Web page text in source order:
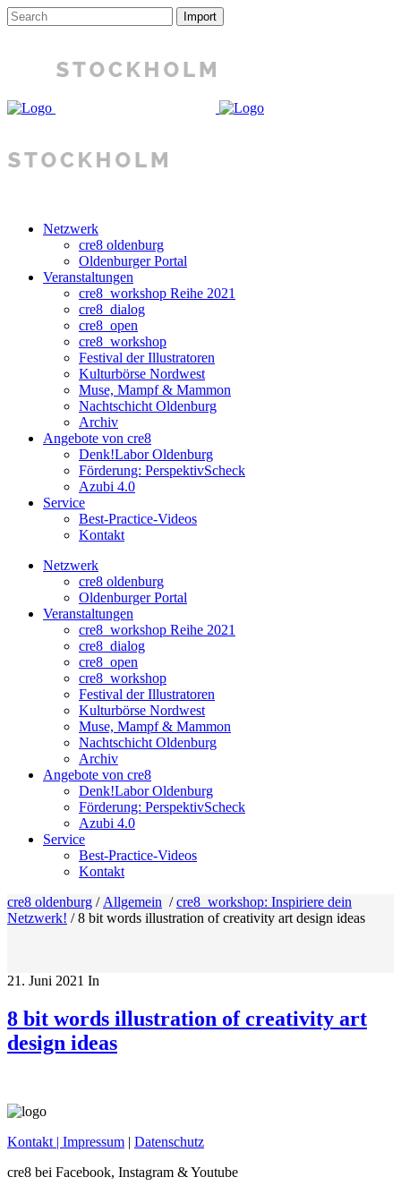
Netzwerk
cre8 oldenburg
Oldenburger Portal
Veranstaltungen
cre8_workshop Reihe 2021
cre8_dialog
cre8_open
cre8_workshop
Festival der Illustratoren
Kulturbörse Nordwest
Muse, Mampf & Mammon
Nachtschicht Oldenburg
Archiv
Angebote von cre8
Denk!Labor Oldenburg
Förderung: PerspektivScheck
Azubi 4.0
Service
Best-Practice-Videos
Kontakt
Netzwerk
cre8 oldenburg
Oldenburger Portal
Veranstaltungen
cre8_workshop Reihe 2021
cre8_dialog
cre8_open
cre8_workshop
Festival der Illustratoren
Kulturbörse Nordwest
Muse, Mampf & Mammon
Nachtschicht Oldenburg
Archiv
Angebote von cre8
Denk!Labor Oldenburg
Förderung: PerspektivScheck
Azubi 4.0
Service
Best-Practice-Videos
Kontakt
cre8 oldenburg / Allgemein /cre8_workshop: Inspiriere dein
Netzwerk! /8 bit words illustration of creativity art design ideas
21. Juni 2021 In
8 bit words illustration of creativity art
design ideas
Kontakt | Impressum | Datenschutz
cre8 bei Facebook, Instagram & Youtube